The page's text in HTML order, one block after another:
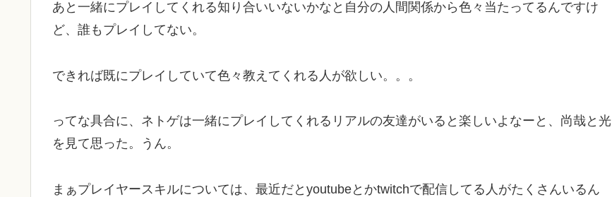
あと一緒にプレイしてくれる知り合いいないかなと自分の人間関係から色々当たってるんですけ
ど、誰もプレイしてない。
できれば既にプレイしていて色々教えてくれる人が欲しい。。。
ってな具合に、ネトゲは一緒にプレイしてくれるリアルの友達がいると楽しいよなーと、尚哉と光
を見て思った。うん。
まぁプレイヤースキルについては、最近だとyoutubeとかtwitchで配信してる人がたくさんいるん